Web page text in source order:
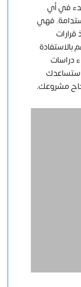
في أي
فهي
قرارات
دراسات
ستساعدك
مشروعك.